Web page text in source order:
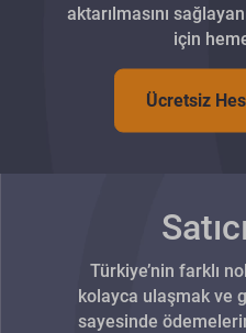
aktarılmasını
için
Ücretsiz
Türkiye’nin farklı
kolayca ulaşmak ve
sayesinde